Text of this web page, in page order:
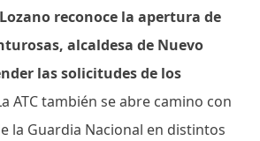
reconoce la apertura de
alcaldesa de Nuevo
las solicitudes de los
ATC también se abre camino con
la Guardia Nacional en distintos